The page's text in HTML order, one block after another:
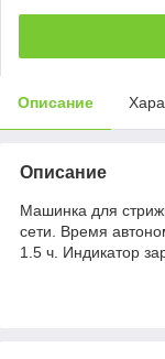
Описание
Описание
Машинка для
сети. Время
1.5 ч. Индикатор